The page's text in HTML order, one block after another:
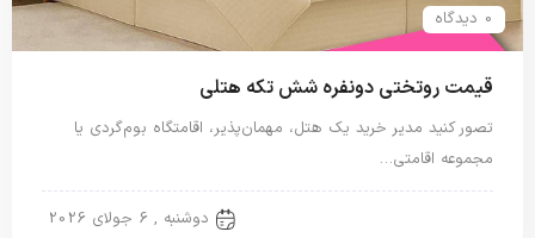
0 دیدگاه
قیمت روتختی دونفره شش تکه هتلی
تصور کنید مدیر خرید یک هتل، مهمان‌پذیر، اقامتگاه بوم‌گردی یا
مجموعه اقامتی…
دوشنبه , 6 جولای 2026